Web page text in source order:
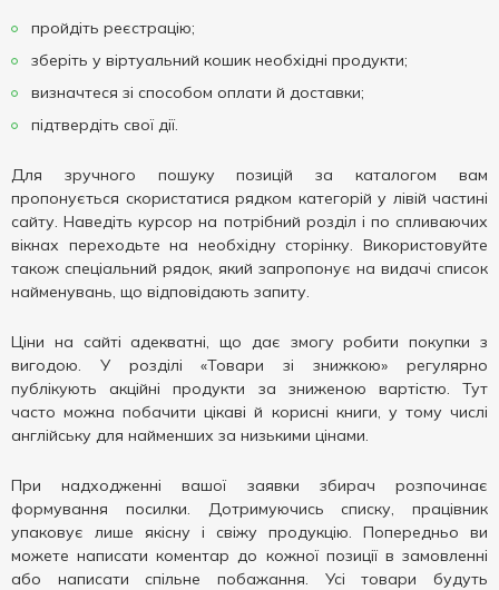
пройдіть реєстрацію;
зберіть у віртуальний кошик необхідні продукти;
визначтеся зі способом оплати й доставки;
підтвердіть свої дії.
Для зручного пошуку позицій за каталогом вам
пропонується скористатися рядком категорій у лівій частині
сайту. Наведіть курсор на потрібний розділ і по спливаючих
вікнах переходьте на необхідну сторінку. Використовуйте
також спеціальний рядок, який запропонує на видачі список
найменувань, що відповідають запиту.
Ціни на сайті адекватні, що дає змогу робити покупки з
вигодою. У розділі «Товари зі знижкою» регулярно
публікують акційні продукти за зниженою вартістю. Тут
часто можна побачити цікаві й корисні книги, у тому числі
англійську для найменших за низькими цінами.
При надходженні вашої заявки збирач розпочинає
формування посилки. Дотримуючись списку, працівник
упаковує лише якісну і свіжу продукцію. Попередньо ви
можете написати коментар до кожної позиції в замовленні
або написати спільне побажання. Усі товари будуть